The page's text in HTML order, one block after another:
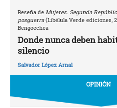
Reseña de Mujeres. Segunda
posguerra(Libélula Verde ediciones,
Bengoechea
Donde nunca deben
silencio
Salvador López Arnal
OPINIÓN